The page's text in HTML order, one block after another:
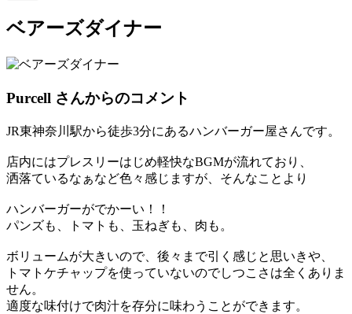
ベアーズダイナー
Purcell さんからのコメント
JR東神奈川駅から徒歩3分にあるハンバーガー屋さんです。
店内にはプレスリーはじめ軽快なBGMが流れており、
洒落ているなぁなど色々感じますが、そんなことより
ハンバーガーがでかーい！！
パンズも、トマトも、玉ねぎも、肉も。
ボリュームが大きいので、後々まで引く感じと思いきや、
トマトケチャップを使っていないのでしつこさは全くありま
せん。
適度な味付けで肉汁を存分に味わうことができます。